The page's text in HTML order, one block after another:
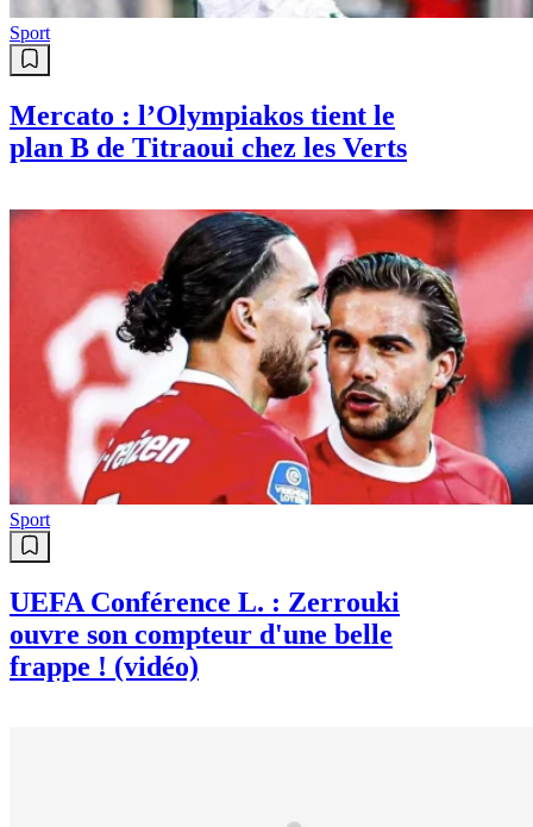
Sport
Mercato : l’Olympiakos tient le
plan B de Titraoui chez les Verts
Sport
UEFA Conférence L. : Zerrouki
ouvre son compteur d'une belle
frappe ! (vidéo)